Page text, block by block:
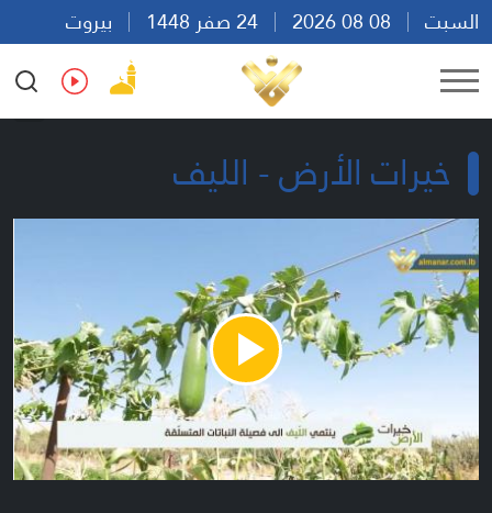
السبت
بيروت
23:08
Ar En Fr Es
خيرات الأرض - الليف
Play
Video